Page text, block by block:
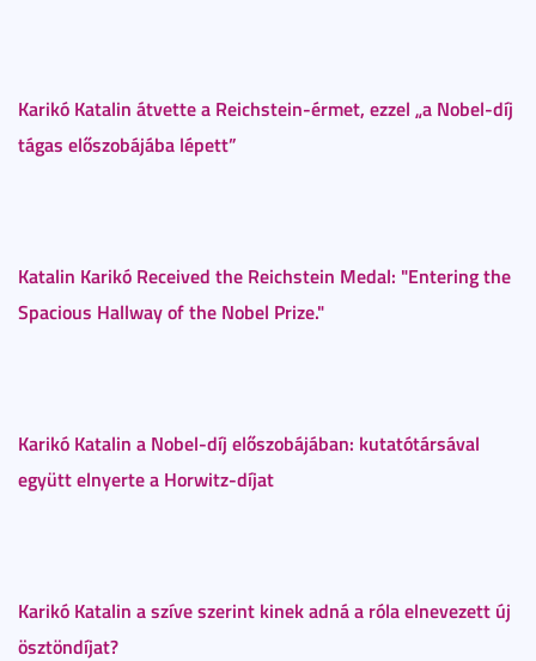
Karikó Katalin átvette a Reichstein-érmet, ezzel „a Nobel-díj
tágas előszobájába lépett”
Katalin Karikó Received the Reichstein Medal: "Entering the
Spacious Hallway of the Nobel Prize."
Karikó Katalin a Nobel-díj előszobájában: kutatótársával
együtt elnyerte a Horwitz-díjat
Karikó Katalin a szíve szerint kinek adná a róla elnevezett új
ösztöndíjat?